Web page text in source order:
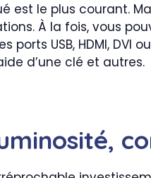
est le plus courant.
À la fois, vous
ports USB, HDMI,
d’une clé et autres.